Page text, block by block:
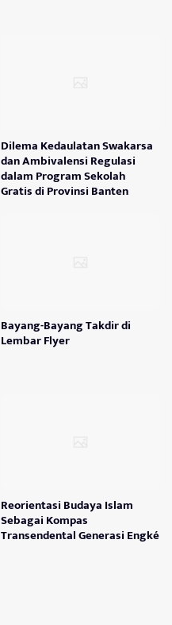
Dilema Kedaulatan Swakarsa
dan Ambivalensi Regulasi
dalam Program Sekolah
Gratis di Provinsi Banten
Bayang-Bayang Takdir di
Lembar Flyer
Reorientasi Budaya Islam
Sebagai Kompas
Transendental Generasi Engké